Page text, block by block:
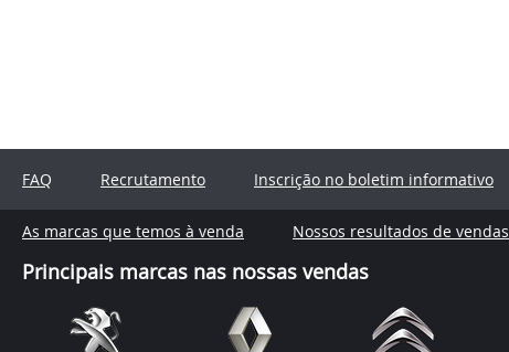
FAQ Recrutamento Inscrição no boletim informativo
As marcas que temos à venda Nossos resultados de vendas
Principais marcas nas nossas vendas